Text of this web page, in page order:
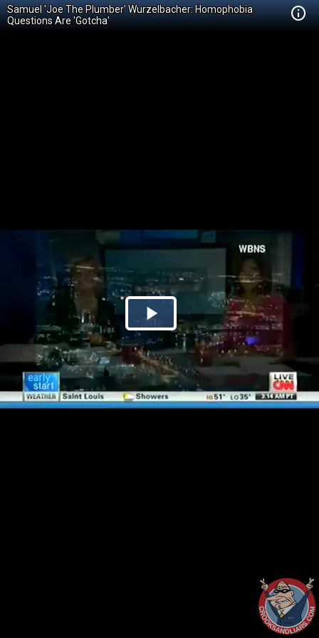
Samuel 'Joe The Plumber' Wurzelbacher: Homophobia
Questions Are 'Gotcha'